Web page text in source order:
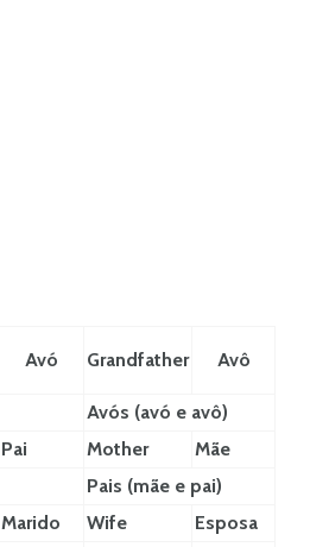
Avó Grandfather Avô
Avós (avó e avô)
Pai Mother
Mãe
Pais (mãe e pai)
Marido Wife
Esposa